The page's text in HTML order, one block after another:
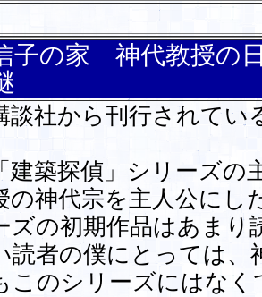
子の家 神代教授の
社から刊行されてい
築探偵」シリーズの
の神代宗を主人公にし
ズの初期作品はあま
読者の僕にとっては、
このシリーズにはな